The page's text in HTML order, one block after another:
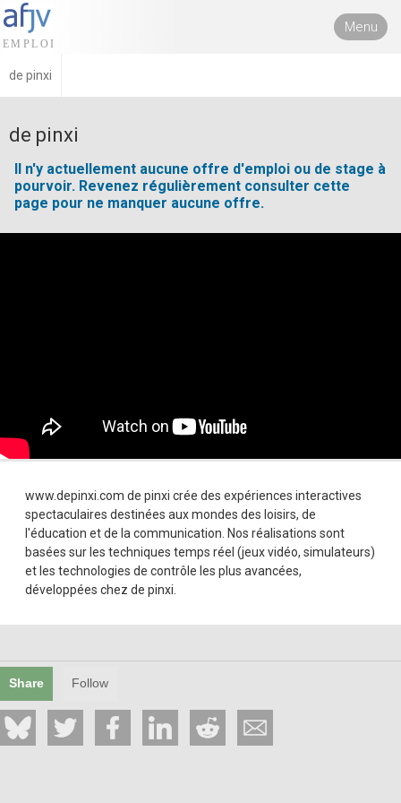
Menu
de pinxi
de pinxi
Il n'y actuellement aucune offre d'emploi ou de stage à
pourvoir. Revenez régulièrement consulter cette
page pour ne manquer aucune offre.
www.depinxi.com de pinxi crée des expériences interactives
spectaculaires destinées aux mondes des loisirs, de
l'éducation et de la communication. Nos réalisations sont
basées sur les techniques temps réel (jeux vidéo, simulateurs)
et les technologies de contrôle les plus avancées,
développées chez de pinxi.
Share Follow